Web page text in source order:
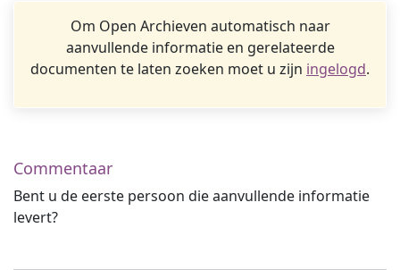
Om Open Archieven automatisch naar
aanvullende informatie en gerelateerde
documenten te laten zoeken moet u zijn ingelogd.
Commentaar
Bent u de eerste persoon die aanvullende informatie
levert?